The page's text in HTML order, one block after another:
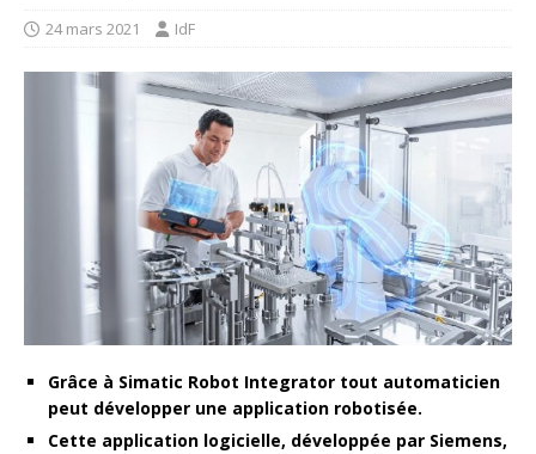
24 mars 2021 IdF
Grâce à Simatic Robot Integrator tout automaticien
peut développer une application robotisée.
Cette application logicielle, développée par Siemens,